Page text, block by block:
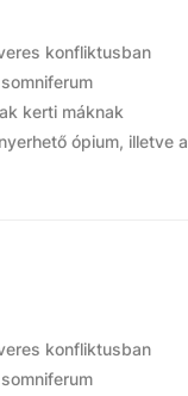
konfliktusban
kerti máknak
ópium, illetve a
konfliktusban